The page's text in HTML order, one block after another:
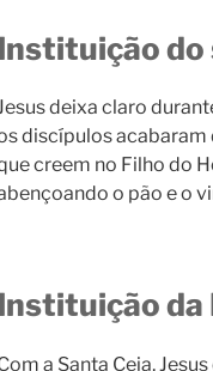
do
deixa claro
discípulos acabaram
creem no Filho do
o pão e o
da
a Santa Ceia,